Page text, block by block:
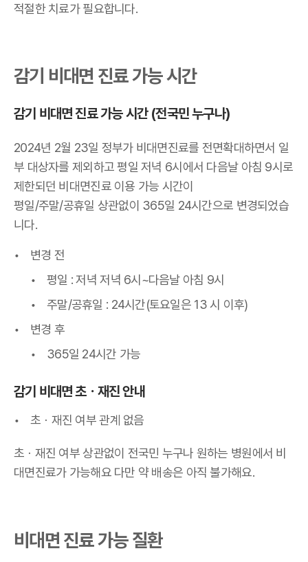
적절한 치료가 필요합니다.
감기 비대면 진료 가능 시간
감기 비대면 진료 가능 시간 (전국민 누구나)
2024년 2월 23일 정부가 비대면진료를 전면확대하면서 일
부 대상자를 제외하고 평일 저녁 6시에서 다음날 아침 9시로
제한되던 비대면진료 이용 가능 시간이
평일/주말/공휴일 상관없이 365일 24시간으로 변경되었습
니다.
변경 전
평일 : 저녁 저녁 6시~다음날 아침 9시
주말/공휴일 : 24시간(토요일은 13 시 이후)
변경 후
365일 24시간 가능
감기 비대면 초ㆍ 재진 안내
초 ㆍ재진 여부 관계 없음
초 ㆍ재진 여부 상관없이 전국민 누구나 원하는 병원에서 비
대면진료가 가능해요다만 약 배송은 아직 불가해요.
비대면 진료 가능 질환